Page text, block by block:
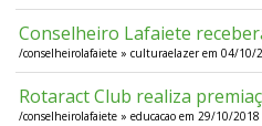
Conselheiro Lafaiete
/conselheirolafaiete » culturaelazer em 04/10/
Rotaract Club realiza
/conselheirolafaiete » educacao em 29/10/2018